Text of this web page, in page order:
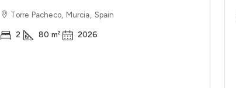
Torre Pacheco, Murcia, Spain
2 80 m² 2026